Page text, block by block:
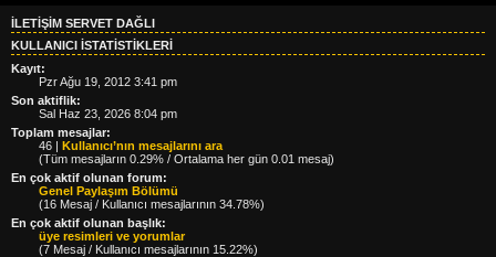
İLETIŞIM SERVET DAĞLI
KULLANICI ISTATISTIKLERI
Kayıt:
Pzr Ağu 19, 2012 3:41 pm
Son aktiflik:
Sal Haz 23, 2026 8:04 pm
Toplam mesajlar:
46 | Kullanıcı’nın mesajlarını ara
(Tüm mesajların 0.29% / Ortalama her gün 0.01 mesaj)
En çok aktif olunan forum:
Genel Paylaşım Bölümü
(16 Mesaj / Kullanıcı mesajlarının 34.78%)
En çok aktif olunan başlık:
üye resimleri ve yorumlar
(7 Mesaj / Kullanıcı mesajlarının 15.22%)